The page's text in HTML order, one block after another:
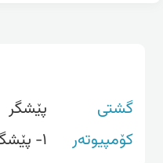
گشتی
پێشگر
کۆمپیوتەر
١- پێشگر ٢- پێشبه‌ند، پێشکۆ